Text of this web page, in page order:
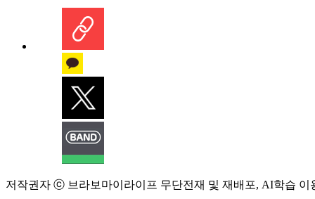
저작권자 ⓒ 브라보마이라이프 무단전재 및 재배포, AI학습 이